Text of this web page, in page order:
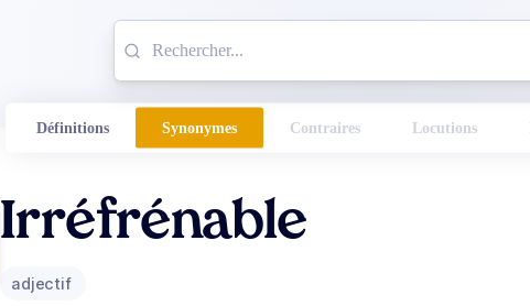
Définitions Synonymes Contraires Locutions
Irréfrénable
adjectif